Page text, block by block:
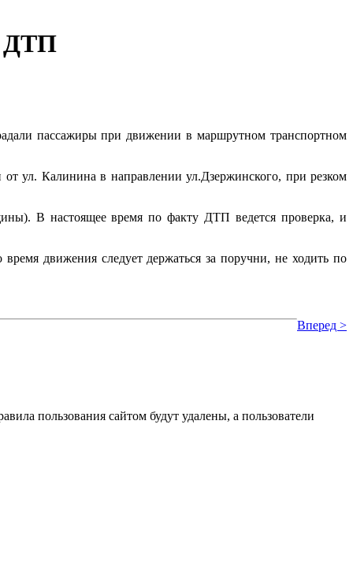
ДТП
пассажиры при движении в маршрутном транспортном
ул. Калинина в направлении ул.Дзержинского, при резком
В настоящее время по факту ДТП ведется проверка, и
движения следует держаться за поручни, не ходить по
Вперед >
пользования сайтом будут удалены, а пользователи